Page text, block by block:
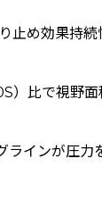
め効果持
比で視野
インが圧力